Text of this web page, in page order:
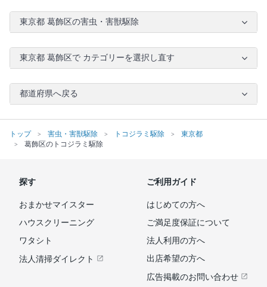
東京都 葛飾区の害虫・害獣駆除
東京都 葛飾区で カテゴリーを選択し直す
都道府県へ戻る
トップ 害虫・害獣駆除 トコジラミ駆除
東京都
葛飾区のトコジラミ駆除
探す
おまかせマイスター
ハウスクリーニング
ワタシト
法人清掃ダイレクト
ご利用ガイド
はじめての方へ
ご満足度保証について
法人利用の方へ
出店希望の方へ
広告掲載のお問い合わせ